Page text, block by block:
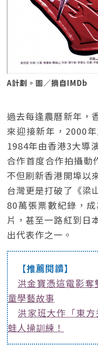
A計劃。圖／摘自IMDb
過去每逢農曆新年，
來迎接新年，2000
1984年由香港3大導
合作首度合作拍攝動
不但刷新香港開埠以
台灣更是打破了《梁
80萬張票數紀錄，
片，甚至一路紅到日
出代表作之一。
【推薦閱讀】
洪金寶憑這電影
童學藝故事
洪家班大作「東
蛙人操訓練！